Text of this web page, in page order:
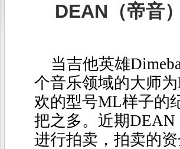
DEAN（帝音
当吉他英雄
个音乐领域的大师为
欢的型号ML样子的
把之多。近期DEAN
进行拍卖，拍卖的